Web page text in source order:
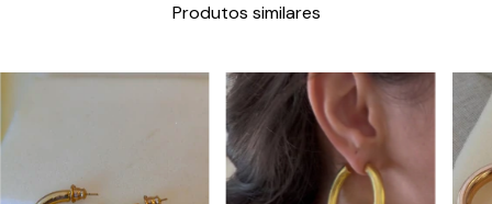
Produtos similares